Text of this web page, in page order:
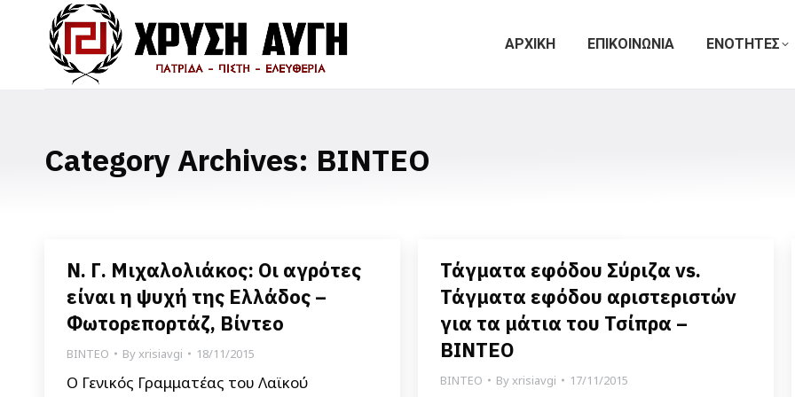
ΑΡΧΙΚΗ ΕΠΙΚΟΙΝΩΝΙΑ ΕΝΟΤΗΤΕΣ
Category Archives: ΒΙΝΤΕΟ
Ν. Γ. Μιχαλολιάκος: Οι αγρότες
είναι η ψυχή της Ελλάδος –
Φωτορεπορτάζ, Βίντεο
ΒΙΝΤΕΟ Byxrisiavgi 18/11/2015
Ο Γενικός Γραμματέας του Λαϊκού
Τάγματα εφόδου Σύριζα vs.
Τάγματα εφόδου αριστεριστών
για τα μάτια του Τσίπρα –
ΒΙΝΤΕΟ
ΒΙΝΤΕΟ Byxrisiavgi 17/11/2015